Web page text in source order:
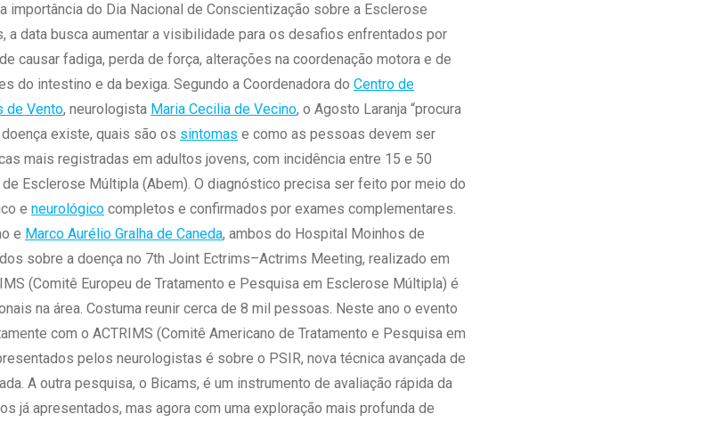
Quem Somos
Responsabilidade Ambiental
Responsabilidade Social
Serviço Social
Empresas
Tele Interconsultas
Gestão do Cuidado
importância do Dia Nacional de Conscientização sobre a Esclerose
a data busca aumentar a visibilidade para os desafios enfrentados por
causar fadiga, perda de força, alterações na coordenação motora e de
do intestino e da bexiga. Segundo a Coordenadora do Centro de
de Vento, neurologista Maria Cecilia de Vecino, o Agosto Laranja “procura
existe, quais são os sintomas e como as pessoas devem ser
mais registradas em adultos jovens, com incidência entre 15 e 50
Esclerose Múltipla (Abem). O diagnóstico precisa ser feito por meio do
e neurológico completos e confirmados por exames complementares.
e Marco Aurélio Gralha de Caneda, ambos do Hospital Moinhos de
sobre a doença no 7th Joint Ectrims–Actrims Meeting, realizado em
(Comitê Europeu de Tratamento e Pesquisa em Esclerose Múltipla) é
na área. Costuma reunir cerca de 8 mil pessoas. Neste ano o evento
com o ACTRIMS (Comitê Americano de Tratamento e Pesquisa em
pelos neurologistas é sobre o PSIR, nova técnica avançada de
A outra pesquisa, o Bicams, é um instrumento de avaliação rápida da
já apresentados, mas agora com uma exploração mais profunda de